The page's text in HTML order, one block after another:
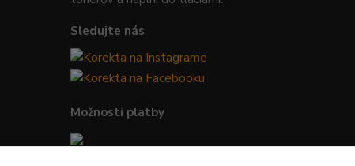
Sledujte nás
Možnosti platby